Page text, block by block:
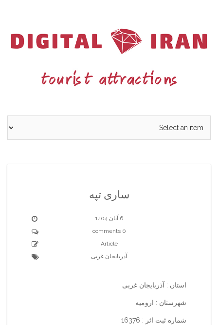
ساری تپه
6 آبان 1404
0 comments
Article
آذربایجان غربی
استان : آذربایجان غربی
شهرستان : ارومیه
شماره ثبت اثر : 16376